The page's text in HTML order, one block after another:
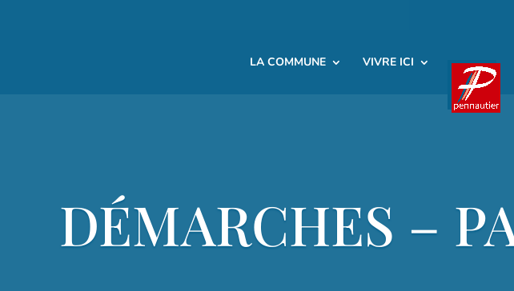
LA COMMUNE VIVRE ICI
DÉMARCHES –